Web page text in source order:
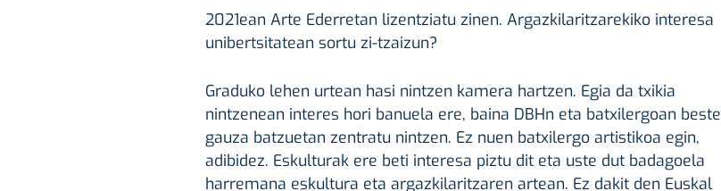
2021ean Arte Ederretan lizentziatu zinen. Argazkilaritzarekiko interesa
unibertsitatean sortu zi-tzaizun?
Graduko lehen urtean hasi nintzen kamera hartzen. Egia da txikia
nintzenean interes hori banuela ere, baina DBHn eta batxilergoan beste
gauza batzuetan zentratu nintzen. Ez nuen batxilergo artistikoa egin,
adibidez. Eskulturak ere beti interesa piztu dit eta uste dut badagoela
harremana eskultura eta argazkilaritzaren artean. Ez dakit den Euskal